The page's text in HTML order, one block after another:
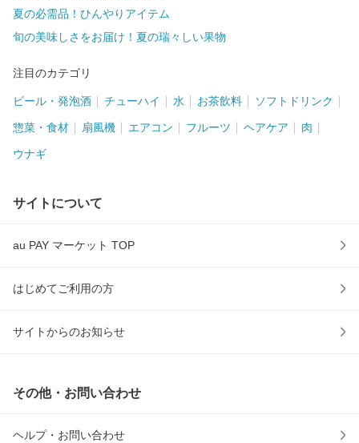
夏の必需品！ひんやりアイテム
旬の美味しさをお届け！夏の瑞々しい果物
注目のカテゴリ
ビール・発泡酒 チューハイ 水 お茶飲料 ソフトドリンク
惣菜・食材 扇風機 エアコン フルーツ ヘアケア 肉
ウナギ
サイトについて
au PAY マーケット TOP
はじめてご利用の方
サイトからのお知らせ
その他・お問い合わせ
ヘルプ・お問い合わせ